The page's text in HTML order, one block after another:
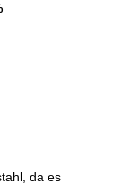
da es